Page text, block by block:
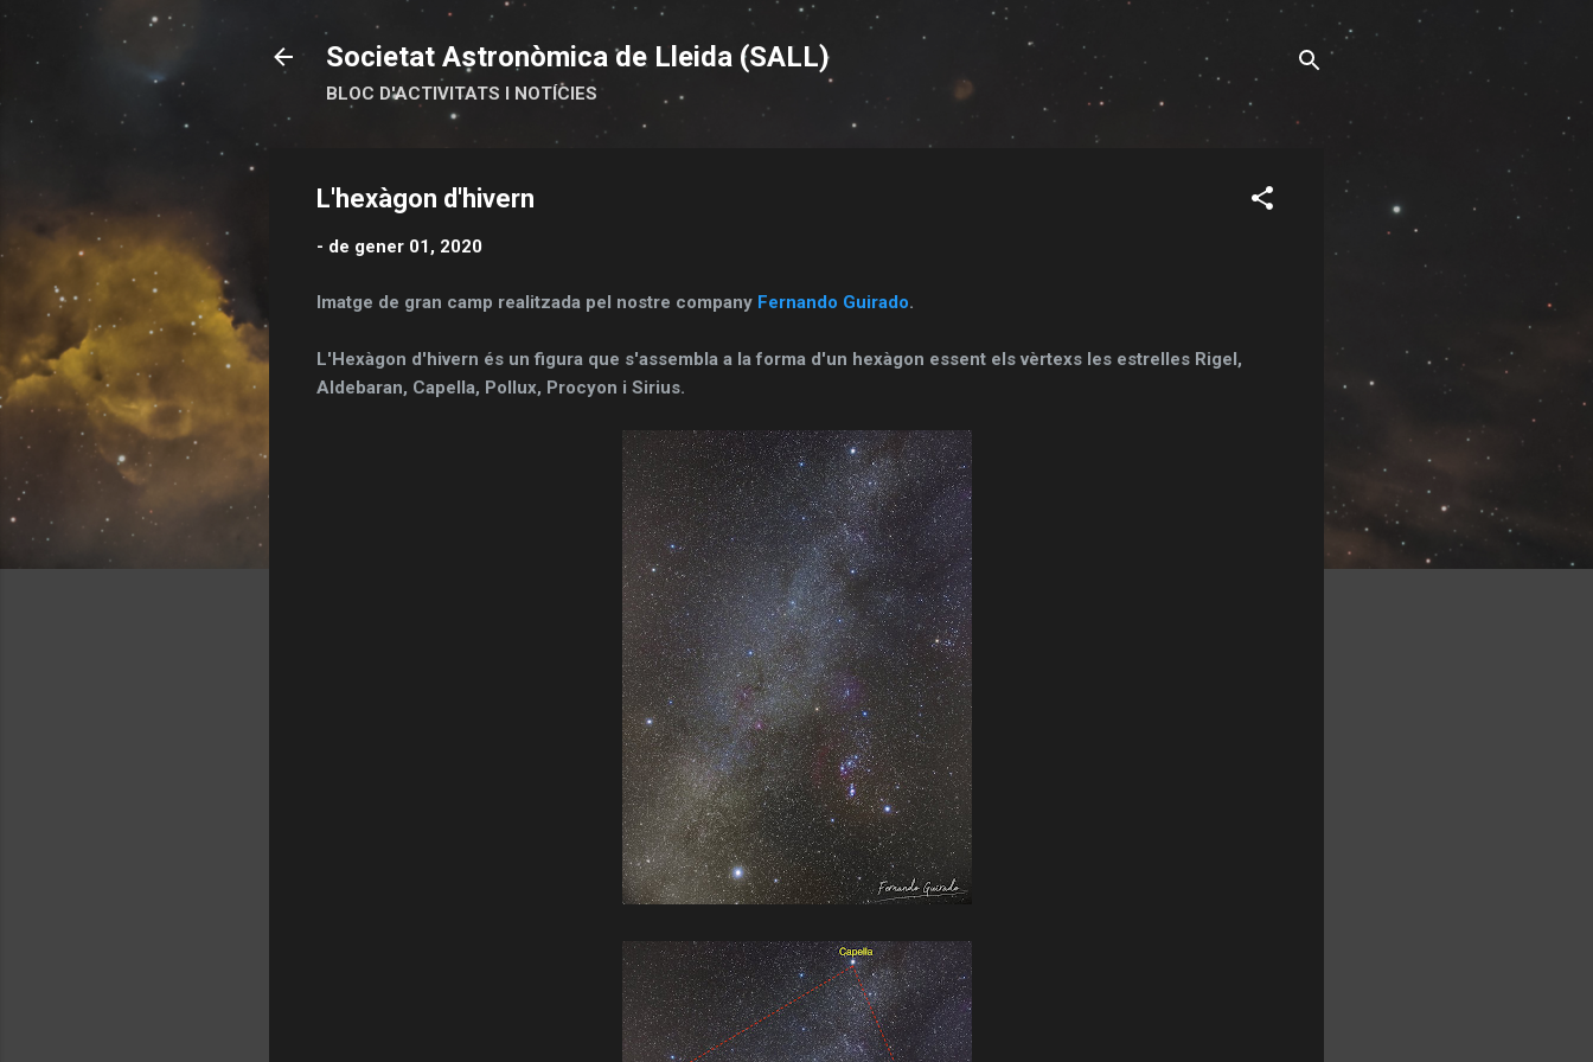
Salta al contingut principal
Societat Astronòmica de Lleida (SALL)
BLOC D'ACTIVITATS I NOTÍCIES
L'hexàgon d'hivern
- de gener 01, 2020
Imatge de gran camp realitzada pel nostre company Fernando Guirado.
L'Hexàgon d'hivern és un figura que s'assembla a la forma d'un hexàgon essent els vèrtexs les estrelles Rigel,
Aldebaran, Capella, Pollux, Procyon i Sirius.